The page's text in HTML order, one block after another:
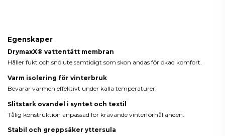
Egenskaper
DrymaxX® vattentätt membran
Håller fukt och snö ute samtidigt som skon andas för ökad komfort.
Varm isolering för vinterbruk
Bevarar värmen effektivt under kalla temperaturer.
Slitstark ovandel i syntet och textil
Tålig konstruktion anpassad för krävande vinterförhållanden.
Stabil och greppsäker yttersula